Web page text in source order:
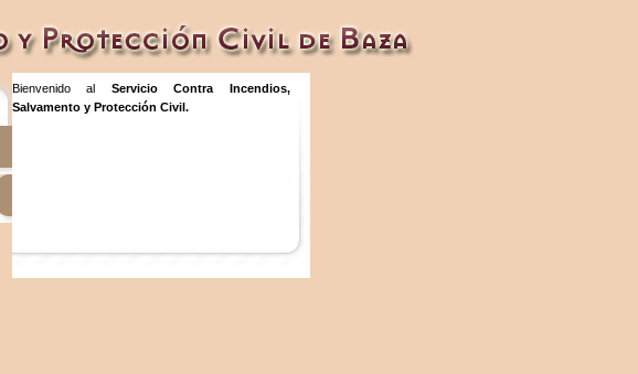
Bienvenido al Servicio Contra Incendios,
Salvamento y Protección Civil.